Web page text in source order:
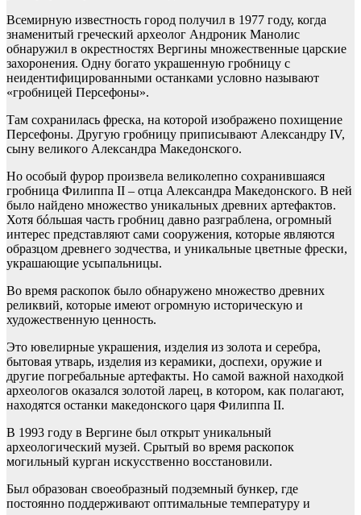
Всемирную известность город получил в 1977 году, когда
знаменитый греческий археолог Андроник Манолис
обнаружил в окрестностях Вергины множественные царские
захоронения. Одну богато украшенную гробницу с
неидентифицированными останками условно называют
«гробницей Персефоны».
Там сохранилась фреска, на которой изображено похищение
Персефоны. Другую гробницу приписывают Александру IV,
сыну великого Александра Македонского.
Но особый фурор произвела великолепно сохранившаяся
гробница Филиппа II – отца Александра Македонского. В ней
было найдено множество уникальных древних артефактов.
Хотя бóльшая часть гробниц давно разграблена, огромный
интерес представляют сами сооружения, которые являются
образцом древнего зодчества, и уникальные цветные фрески,
украшающие усыпальницы.
Во время раскопок было обнаружено множество древних
реликвий, которые имеют огромную историческую и
художественную ценность.
Это ювелирные украшения, изделия из золота и серебра,
бытовая утварь, изделия из керамики, доспехи, оружие и
другие погребальные артефакты. Но самой важной находкой
археологов оказался золотой ларец, в котором, как полагают,
находятся останки македонского царя Филиппа II.
В 1993 году в Вергине был открыт уникальный
археологический музей. Срытый во время раскопок
могильный курган искусственно восстановили.
Был образован своеобразный подземный бункер, где
постоянно поддерживают оптимальные температуру и